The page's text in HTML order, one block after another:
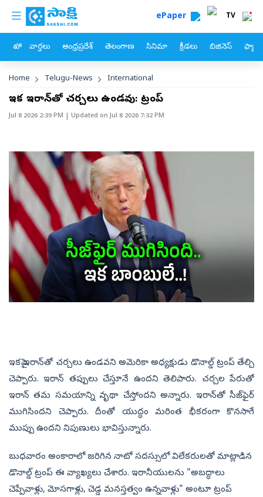
Skip to main content
custom menu ePaper TV
హోం వార్తలు ఆంధ్రప్రదేశ్ తెలంగాణ సినిమా క్రీడలు బిజినెస్
Breadcrumb
Home Telugu-News International
ఇకపై ఇరాన్‌తో చర్చలు ఉండవు: ట్రంప్‌
Jul 8 2026 2:39 PM | Updated onJul 8 2026 7:32 PM
ఇకపై ఇరాన్‌తో చర్చలు ఉండవని అమెరికా అధ్యక్షుడు డొనాల్డ్‌ ట్రంప్‌ తేల్చి
చెప్పారు. ఇరాన్‌ తప్పులు చేస్తూనే ఉందని తెలిపారు. చర‍్చల పేరుతో
ఇరాన్‌ తమ సమయాన్ని వృథా చేస్తోందని అన్నారు. ఇరాన్‌తో సీజ్‌ఫైర్‌
ముగిసిందని చెప్పారు. దీంతో యుద్ధం మరింత భీకరంగా కొనసాగే
ముప్పు ఉందని నిపుణులు భావిస్తున్నారు.
బుధవారం అంకారాలో జరిగిన నాటో సదస్సులో విలేకరులతో మాట్లాడిన
డొనాల్డ్ ట్రంప్ ఈ వ‍్యాఖ్యలు చేశారు. ఇరానీయులను "అబద్ధాలు
చెప్పేవాళ్లు, మోసగాళ్లు, చెడ్డ మనస్తత్వం ఉన్నవాళ్లు" అంటూ ట్రంప్